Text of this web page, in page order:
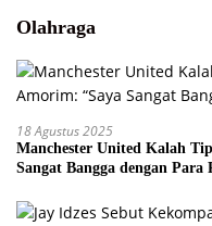
Olahraga
18 Agustus 2025
Manchester United Kalah
Sangat Bangga dengan Para